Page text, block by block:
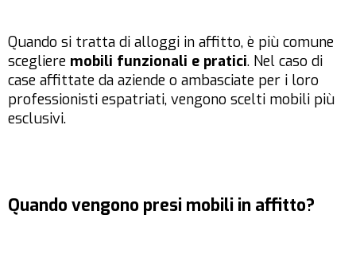
Quando si tratta di alloggi in affitto, è più comune
scegliere mobili funzionali e pratici. Nel caso di
case affittate da aziende o ambasciate per i loro
professionisti espatriati, vengono scelti mobili più
esclusivi.
Quando vengono presi mobili in affitto?